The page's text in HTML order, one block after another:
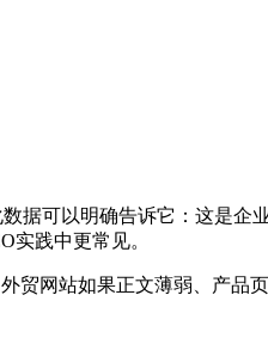
据可以明确告诉它：这是企
实践中更常见。
贸网站如果正文薄弱、产品